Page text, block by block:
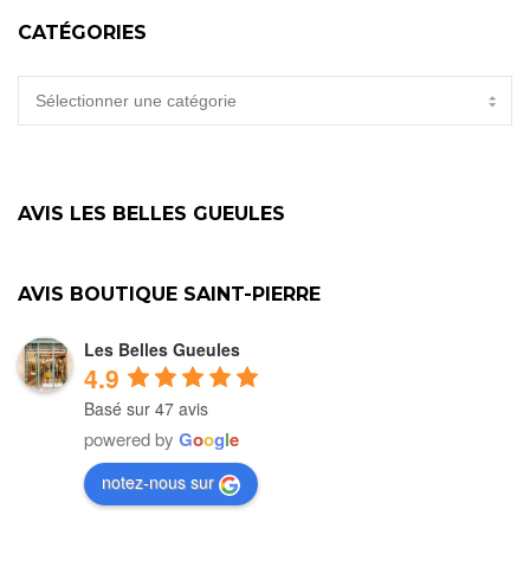
CATÉGORIES
CATÉGORIES
AVIS LES BELLES GUEULES
AVIS BOUTIQUE SAINT-PIERRE
Les Belles Gueules
4.9
Basé sur 47 avis
powered by Google
notez-nous sur